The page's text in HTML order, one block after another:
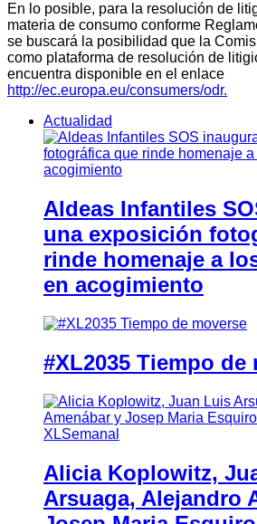
En lo posible, para la resolución de
materia de consumo conforme
se buscará la posibilidad que la
como plataforma de resolución de
encuentra disponible en el enlace
http://ec.europa.eu/consumers/odr.
Actualidad
Aldeas Infantiles
una exposición
rinde homenaje a
en acogimiento
#XL2035 Tiempo de
Alicia Koplowitz,
Arsuaga, Alejandro